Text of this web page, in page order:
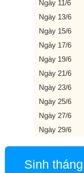
Ngày 11/6
Ngày 13/6
Ngày 15/6
Ngày 17/6
Ngày 19/6
Ngày 21/6
Ngày 23/6
Ngày 25/6
Ngày 27/6
Ngày 29/6
Sinh